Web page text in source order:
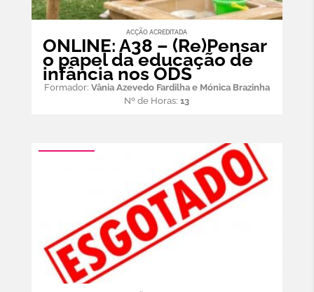
ACÇÃO ACREDITADA
ONLINE: A38 – (Re)Pensar
o papel da educação de
infância nos ODS
Formador: Vânia Azevedo Fardilha e Mónica Brazinha
Nº de Horas:13